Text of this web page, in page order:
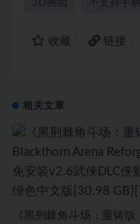
3D画面 不支持手柄
收藏 链接
相关文章
《黑荆棘角斗场：重铸版